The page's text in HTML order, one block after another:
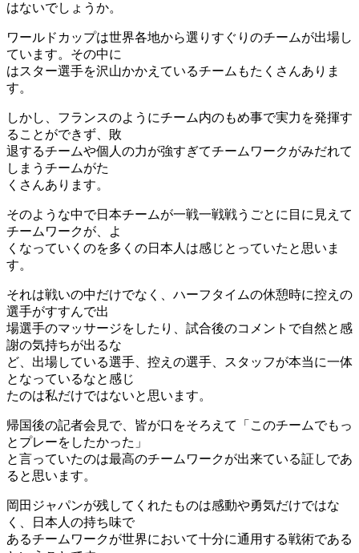
はないでしょうか。
ワールドカップは世界各地から選りすぐりのチームが出場し
ています。その中に
はスター選手を沢山かかえているチームもたくさんありま
す。
しかし、フランスのようにチーム内のもめ事で実力を発揮す
ることができず、敗
退するチームや個人の力が強すぎてチームワークがみだれて
しまうチームがた
くさんあります。
そのような中で日本チームが一戦一戦戦うごとに目に見えて
チームワークが、よ
くなっていくのを多くの日本人は感じとっていたと思いま
す。
それは戦いの中だけでなく、ハーフタイムの休憩時に控えの
選手がすすんで出
場選手のマッサージをしたり、試合後のコメントで自然と感
謝の気持ちが出るな
ど、出場している選手、控えの選手、スタッフが本当に一体
となっているなと感じ
たのは私だけではないと思います。
帰国後の記者会見で、皆が口をそろえて「このチームでもっ
とプレーをしたかった」
と言っていたのは最高のチームワークが出来ている証しであ
ると思います。
岡田ジャパンが残してくれたものは感動や勇気だけではな
く、日本人の持ち味で
あるチームワークが世界において十分に通用する戦術である